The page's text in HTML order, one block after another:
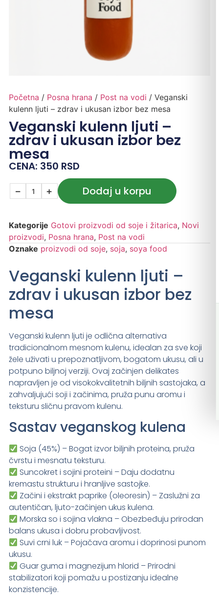
Početna / Posna hrana / Post na vodi / Veganski
kulenn ljuti – zdrav i ukusan izbor bez mesa
Veganski kulenn ljuti –
zdrav i ukusan izbor bez
mesa
CENA: 350 RSD
− + Dodaj u korpu
Kategorije Gotovi proizvodi od soje i žitarica, Novi
proizvodi, Posna hrana, Post na vodi
Oznake proizvodi od soje, soja, soya food
Veganski kulenn ljuti –
zdrav i ukusan izbor bez
mesa
Veganski kulenn ljuti je odlična alternativa
tradicionalnom mesnom kulenu, idealan za sve koji
žele uživati u prepoznatljivom, bogatom ukusu, ali u
potpuno biljnoj verziji. Ovaj začinjen delikates
napravljen je od visokokvalitetnih biljnih sastojaka, a
zahvaljujući soji i začinima, pruža punu aromu i
teksturu sličnu pravom kulenu.
Sastav veganskog kulena
Soja (45%) – Bogat izvor biljnih proteina, pruža
čvrstu i mesnatu teksturu.
Suncokret i sojini proteini – Daju dodatnu
kremastu strukturu i hranljive sastojke.
Začini i ekstrakt paprike (oleoresin) – Zaslužni za
autentičan, ljuto-začinjen ukus kulena.
Morska so i sojina vlakna – Obezbeđuju prirodan
balans ukusa i dobru probavljivost.
Suvi crni luk – Pojačava aromu i doprinosi punom
ukusu.
Guar guma i magnezijum hlorid – Prirodni
stabilizatori koji pomažu u postizanju idealne
konzistencije.